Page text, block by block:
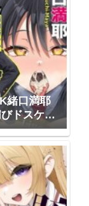
緒口満耶
ドスケベ
・キャラ